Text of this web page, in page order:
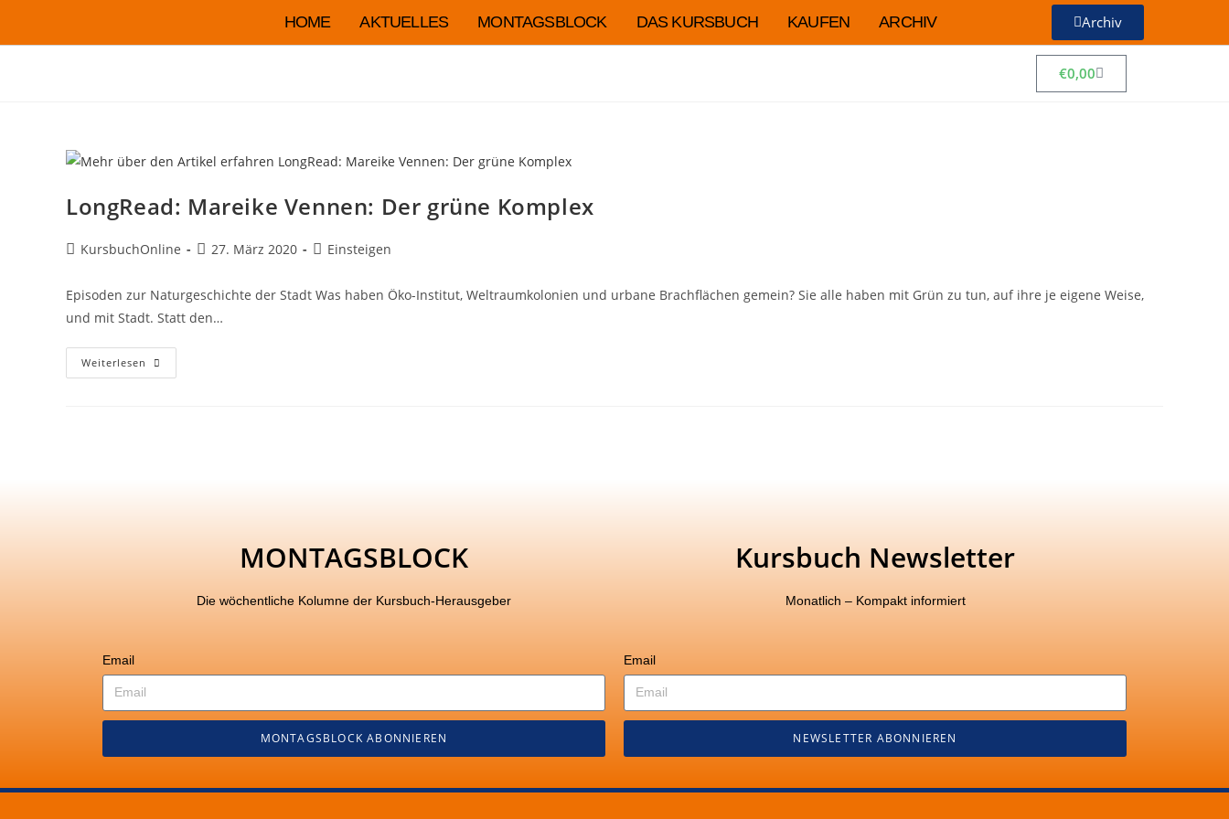
HOME AKTUELLES MONTAGSBLOCK DAS KURSBUCH KAUFEN ARCHIV Archiv
€0,00
LongRead: Mareike Vennen: Der grüne Komplex
KursbuchOnline 27. März 2020 Einsteigen
Episoden zur Naturgeschichte der Stadt Was haben Öko-Institut, Weltraumkolonien und urbane Brachflächen gemein? Sie alle haben mit Grün zu tun, auf ihre je eigene Weise,
und mit Stadt. Statt den…
Weiterlesen
MONTAGSBLOCK
Die wöchentliche Kolumne der Kursbuch-Herausgeber
Email
MONTAGSBLOCK ABONNIEREN
Kursbuch Newsletter
Monatlich – Kompakt informiert
Email
NEWSLETTER ABONNIEREN